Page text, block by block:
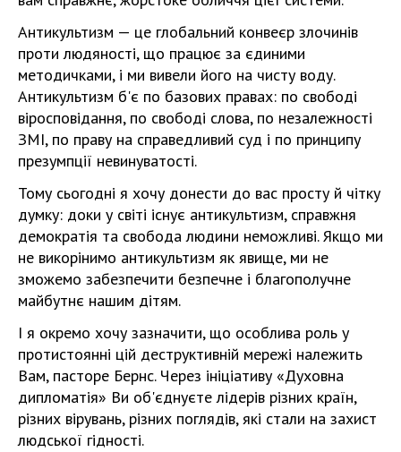
Антикультизм — це глобальний конвеєр злочинів
проти людяності, що працює за єдиними
методичками, і ми вивели його на чисту воду.
Антикультизм б'є по базових правах: по свободі
віросповідання, по свободі слова, по незалежності
ЗМІ, по праву на справедливий суд і по принципу
презумпції невинуватості.
Тому сьогодні я хочу донести до вас просту й чітку
думку: доки у світі існує антикультизм, справжня
демократія та свобода людини неможливі. Якщо ми
не викорінимо антикультизм як явище, ми не
зможемо забезпечити безпечне і благополучне
майбутнє нашим дітям.
І я окремо хочу зазначити, що особлива роль у
протистоянні цій деструктивній мережі належить
Вам, пасторе Бернс. Через ініціативу «Духовна
дипломатія» Ви об'єднуєте лідерів різних країн,
різних вірувань, різних поглядів, які стали на захист
людської гідності.